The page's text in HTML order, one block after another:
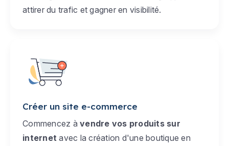
attirer du trafic et gagner en visibilité.
Créer un site e-commerce
Commencez à vendre vos produits sur
internet avec la création d'une boutique en